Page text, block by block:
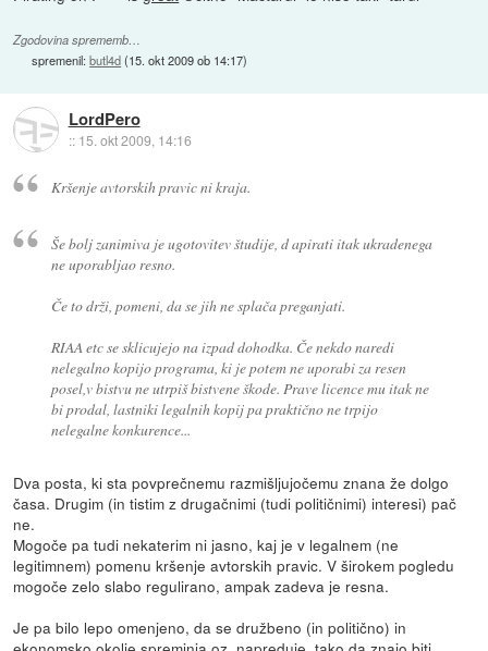
Zgodovina sprememb…
spremenil:butl4d(15. okt 2009 ob 14:17)
LordPero
:: 15. okt 2009, 14:16
Kršenje avtorskih pravic ni kraja.
Še bolj zanimiva je ugotovitev študije, d apirati itak ukradenega
ne uporabljao resno.
Če to drži, pomeni, da se jih ne splača preganjati.
RIAA etc se sklicujejo na izpad dohodka. Če nekdo naredi
nelegalno kopijo programa, ki je potem ne uporabi za resen
posel,v bistvu ne utrpiš bistvene škode. Prave licence mu itak ne
bi prodal, lastniki legalnih kopij pa praktično ne trpijo
nelegalne konkurence...
Dva posta, ki sta povprečnemu razmišljujočemu znana že dolgo
časa. Drugim (in tistim z drugačnimi (tudi političnimi) interesi) pač
ne.
Mogoče pa tudi nekaterim ni jasno, kaj je v legalnem (ne
legitimnem) pomenu kršenje avtorskih pravic. V širokem pogledu
mogoče zelo slabo regulirano, ampak zadeva je resna.
Je pa bilo lepo omenjeno, da se družbeno (in politično) in